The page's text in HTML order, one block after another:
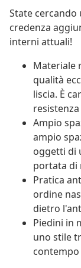
State cercando
credenza
interni attuali!
Materiale
qualità
liscia. È
Ampio
ampio
oggetti di
portata di
Pratica
ordine
dietro
Piedini in
uno stile